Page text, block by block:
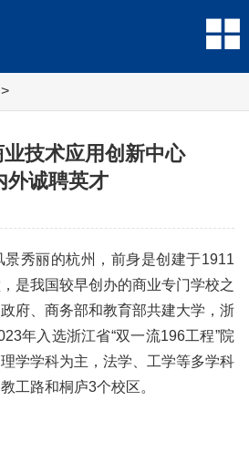
>
技术应用创新中心
外诚聘英才
秀丽的杭州，前身是创建于1911
是我国较早创办的商业专门学校之
府、商务部和教育部共建大学，浙
年入选浙江省“双一流196工程”院
学学科为主，法学、工学等多学科
工路和桐庐3个校区。